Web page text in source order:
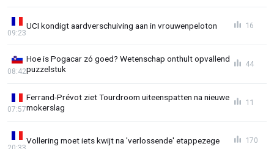
UCI kondigt aardverschuiving aan in vrouwenpeloton
09:23
16
Hoe is Pogacar zó goed? Wetenschap onthult opvallend
puzzelstuk
08:42
44
Ferrand-Prévot ziet Tourdroom uiteenspatten na nieuwe
mokerslag
07:57
11
Vollering moet iets kwijt na 'verlossende' etappezege 170